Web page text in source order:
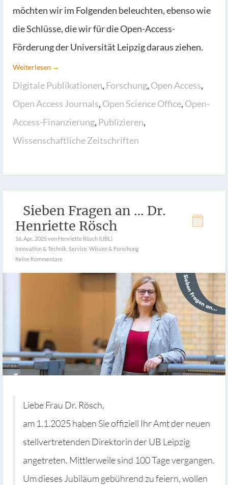
möchten wir im Folgenden beleuchten, ebenso wie
die Schlüsse, die wir für die Open-Access-
Förderung der Universität Leipzig daraus ziehen.
Weiterlesen →
Digitale Publikationen, Forschung, Open Access,
Open Access Journals, Open Science Office, Open-
Access-Finanzierung, Publizieren,
Wissenschaftliche Zeitschriften
Sieben Fragen an … Dr.
Henriette Rösch
16. Apr.. 2025von Henriette Rösch (UBL)
Innovation & Technik Service Wissen & Forschung
Keine Kommentare
Liebe Frau Dr. Rösch,
am 1.1.2025 haben Sie offiziell Ihr Amt der neuen
stellvertretenden Direktorin der UB Leipzig
angetreten. Mittlerweile sind 100 Tage vergangen.
Um dieses Jubiläum gebührend zu feiern, wollen